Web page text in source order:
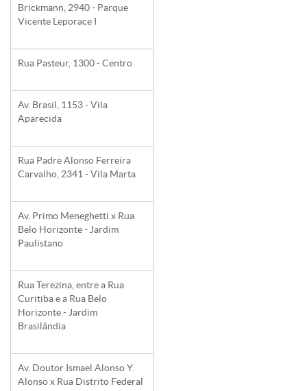
Brickmann, 2940 - Parque
Vicente Leporace I
Rua Pasteur, 1300 - Centro
Av. Brasil, 1153 - Vila
Aparecida
Rua Padre Alonso Ferreira
Carvalho, 2341 - Vila Marta
Av. Primo Meneghetti x Rua
Belo Horizonte - Jardim
Paulistano
Rua Terezina, entre a Rua
Curitiba e a Rua Belo
Horizonte - Jardim
Brasilândia
Av. Doutor Ismael Alonso Y.
Alonso x Rua Distrito Federal